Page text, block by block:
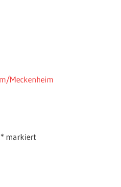
Meckenheim
*markiert